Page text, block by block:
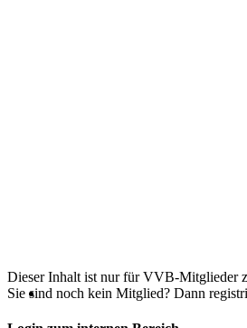
Dieser Inhalt ist nur für VVB-Mitglieder
Sie sind noch kein Mitglied? Dann